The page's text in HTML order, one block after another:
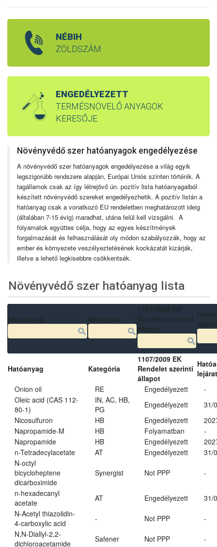
NÉBIH
ZÖLDSZÁM
ENGEDÉLYEZETT
TERMÉSNÖVELŐ ANYAGOK
KERESŐJE
Növényvédő szer hatóanyagok engedélyezése
A növényvédő szer hatóanyagok engedélyezése a világ egyik
legszigorúbb rendszere alapján, Európai Uniós szinten történik. A
tagállamok csak az így létrejövő ún. pozitív lista hatóanyagaiból
készített növényvédő szereket engedélyezhetik. A pozitív listán a
hatóanyag csak a vonatkozó EU rendeletben meghatározott ideig
(általában 7-15 évig) maradhat, utána felül kell vizsgálni. A
folyamatok együttes célja, hogy az egyes készítmények
forgalmazását és felhasználását oly módon szabályozzák, hogy az
ember és környezete veszélyeztetésének kockázatát kizárják,
illetve a lehető legkisebbre csökkentsék.
Növényvédő szer hatóanyag lista
Hatóanyag Kategória
1107/2009 EK
Rendelet szerinti
állapot
Onion oil
RE Engedélyezett
-
Oleic acid (CAS 112-
80-1)
IN, AC, HB,
PG
Engedélyezett
31/
Nicosulfuron
HB Engedélyezett
Napropamide-M
HB Folyamatban
-
Napropamide
HB Engedélyezett
n-Tetradecylacetate
AT Engedélyezett
31/
N-octyl
bicycloheptene
dicarboximide
Synergist Not PPP -
n-hexadecanyl
acetate
AT Engedélyezett
31/
N-Acetyl thiazolidin-
4-carboxylic acid
- Not PPP
-
N,N-Diallyl-2,2-
dichloroacetamide
Safener Not PPP
-